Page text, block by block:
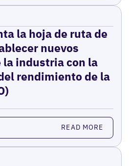
la hoja de ruta de
nuevos
la industria con la
rendimiento de la
READ MORE